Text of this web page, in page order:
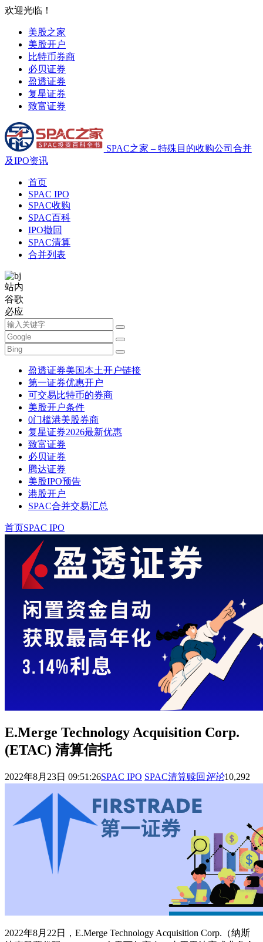
欢迎光临！
美股之家
美股开户
比特币券商
必贝证券
盈透证券
复星证券
致富证券
SPAC之家 – 特殊目的收购公司合并
及IPO资讯
首页
SPAC IPO
SPAC收购
SPAC百科
IPO撤回
SPAC清算
合并列表
站内
谷歌
必应
盈透证券美国本土开户链接
第一证券优惠开户
可交易比特币的券商
美股开户条件
0门槛港美股券商
复星证券2026最新优惠
致富证券
必贝证券
腾达证券
美股IPO预告
港股开户
SPAC合并交易汇总
首页SPAC IPO
E.Merge Technology Acquisition Corp.
(ETAC) 清算信托
2022年8月23日 09:51:26SPAC IPO SPAC清算赎回 评论10,292
2022年8月22日，E.Merge Technology Acquisition Corp.（纳斯